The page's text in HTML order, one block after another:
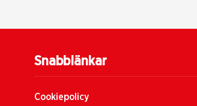
Snabblänkar
Cookiepolicy